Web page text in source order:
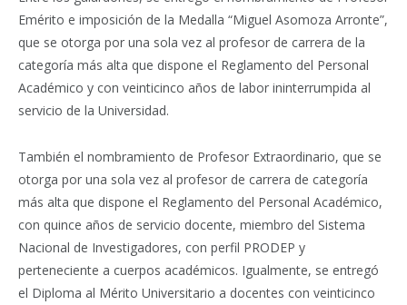
Emérito e imposición de la Medalla “Miguel Asomoza Arronte”,
que se otorga por una sola vez al profesor de carrera de la
categoría más alta que dispone el Reglamento del Personal
Académico y con veinticinco años de labor ininterrumpida al
servicio de la Universidad.
También el nombramiento de Profesor Extraordinario, que se
otorga por una sola vez al profesor de carrera de categoría
más alta que dispone el Reglamento del Personal Académico,
con quince años de servicio docente, miembro del Sistema
Nacional de Investigadores, con perfil PRODEP y
perteneciente a cuerpos académicos. Igualmente, se entregó
el Diploma al Mérito Universitario a docentes con veinticinco